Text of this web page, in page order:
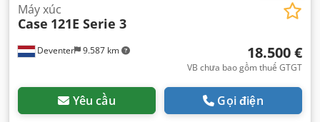
Deventer 9.587 km
Máy xúc
Case 121E Serie 3
18.500 €
VB chưa bao gồm thuế GTGT
Yêu cầu Gọi điện